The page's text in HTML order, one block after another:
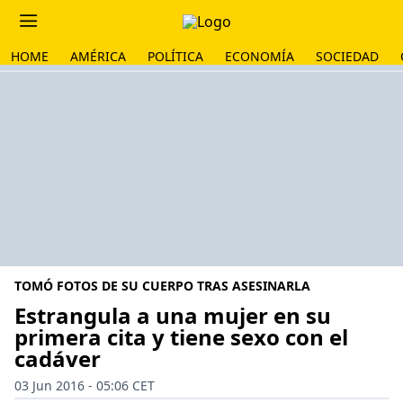
HOME AMÉRICA POLÍTICA ECONOMÍA SOCIEDAD
TOMÓ FOTOS DE SU CUERPO TRAS ASESINARLA
Estrangula a una mujer en su
primera cita y tiene sexo con el
cadáver
03 Jun 2016 - 05:06 CET